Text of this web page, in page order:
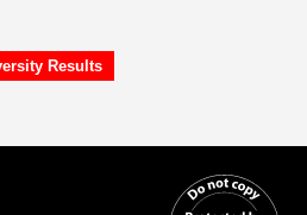
Results